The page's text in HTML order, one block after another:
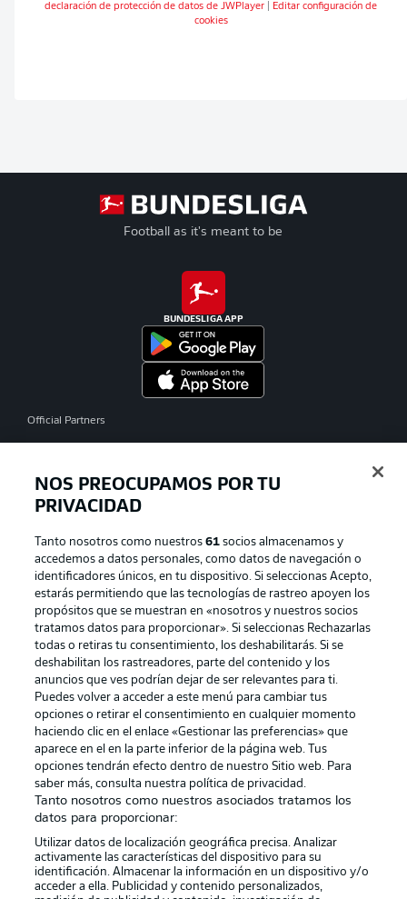
declaración de protección de datos de JWPlayer
Editar configuración de
cookies
Football as it's meant to be
BUNDESLIGA APP
Official Partners
Publicidad Aviso legal
Gestionar las preferencias Declaracion de privacidad
Canales Trabajos
Jugadores Condiciones de uso
Sello Editorial Contacto
NOS PREOCUPAMOS POR TU
PRIVACIDAD
Tanto nosotros como nuestros61 socios almacenamos y
accedemos a datos personales, como datos de navegación o
identificadores únicos, en tu dispositivo. Si seleccionas Acepto,
estarás permitiendo que las tecnologías de rastreo apoyen los
propósitos que se muestran en «nosotros y nuestros socios
tratamos datos para proporcionar». Si seleccionas Rechazarlas
todas o retiras tu consentimiento, los deshabilitarás. Si se
deshabilitan los rastreadores, parte del contenido y los
anuncios que ves podrían dejar de ser relevantes para ti.
Puedes volver a acceder a este menú para cambiar tus
opciones o retirar el consentimiento en cualquier momento
haciendo clic en el enlace «Gestionar las preferencias» que
aparece en el en la parte inferior de la página web. Tus
opciones tendrán efecto dentro de nuestro Sitio web. Para
saber más, consulta nuestra política de privacidad.
Tanto nosotros como nuestros asociados tratamos los
datos para proporcionar:
Utilizar datos de localización geográfica precisa. Analizar
activamente las características del dispositivo para su
identificación. Almacenar la información en un dispositivo y/o
acceder a ella. Publicidad y contenido personalizados,